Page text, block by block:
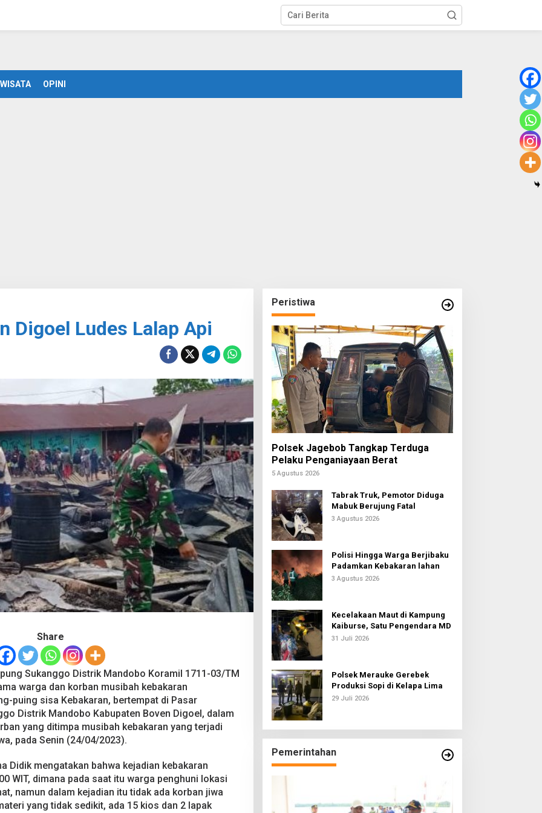
WISATA OPINI
Digoel Ludes Lalap Api
Share
Sukanggo Distrik Mandobo Koramil 1711-03/TM
warga dan korban musibah kebakaran
puing sisa Kebakaran, bertempat di Pasar
Distrik Mandobo Kabupaten Boven Digoel, dalam
yang ditimpa musibah kebakaran yang terjadi
pada Senin (24/04/2023).
Didik mengatakan bahwa kejadian kebakaran
WIT, dimana pada saat itu warga penghuni lokasi
namun dalam kejadian itu tidak ada korban jiwa
yang tidak sedikit, ada 15 kios dan 2 lapak
Peristiwa
Polsek Jagebob Tangkap Terduga
Pelaku Penganiayaan Berat
5 Agustus 2026
Tabrak Truk, Pemotor Diduga
Mabuk Berujung Fatal
3 Agustus 2026
Polisi Hingga Warga Berjibaku
Padamkan Kebakaran lahan
3 Agustus 2026
Kecelakaan Maut di Kampung
Kaiburse, Satu Pengendara MD
31 Juli 2026
Polsek Merauke Gerebek
Produksi Sopi di Kelapa Lima
29 Juli 2026
Pemerintahan